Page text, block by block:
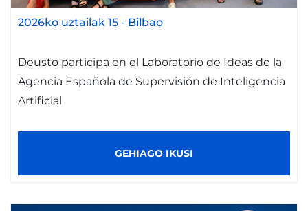
2026ko uztailak 15 - Bilbao
Deusto participa en el Laboratorio de Ideas de la
Agencia Española de Supervisión de Inteligencia
Artificial
GEHIAGO IKUSI